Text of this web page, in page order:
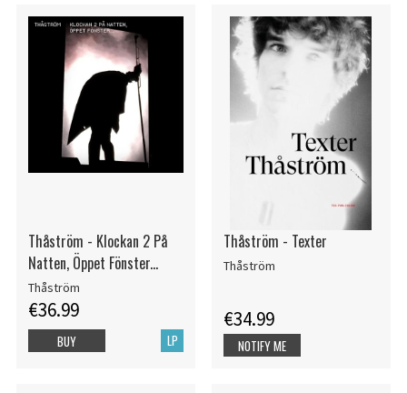
Thåström - Klockan 2 På
Natten, Öppet Fönster...
Thåström
€36.99
LP
BUY
Thåström - Texter
Thåström
€34.99
NOTIFY ME